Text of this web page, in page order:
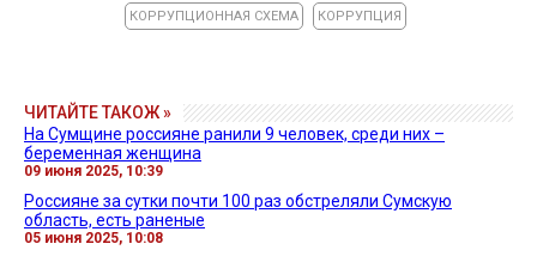
КОРРУПЦИОННАЯ СХЕМА КОРРУПЦИЯ
ЧИТАЙТЕ ТАКОЖ »
На Сумщине россияне ранили 9 человек, среди них –
беременная женщина
09 июня 2025, 10:39
Россияне за сутки почти 100 раз обстреляли Сумскую
область, есть раненые
05 июня 2025, 10:08